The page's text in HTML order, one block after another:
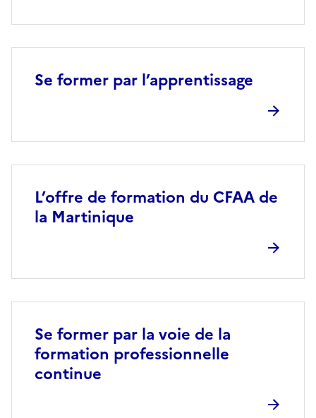
Se former par l’apprentissage
L’offre de formation du CFAA de
la Martinique
Se former par la voie de la
formation professionnelle
continue